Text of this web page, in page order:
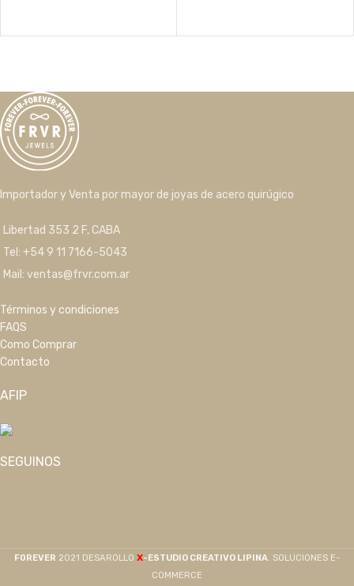
Importador y Venta por mayor de joyas de acero quirúgico
Libertad 353 2 F, CABA
Tel: +54 9 11 7166-5043
Mail: ventas@frvr.com.ar
Términos y condiciones
FAQS
Como Comprar
Contacto
AFIP
SEGUINOS
F0REVER 2021 DESAROLLO X-ESTUDIO CREATIVO LIPINA. SOLUCIONES E-
COMMERCE